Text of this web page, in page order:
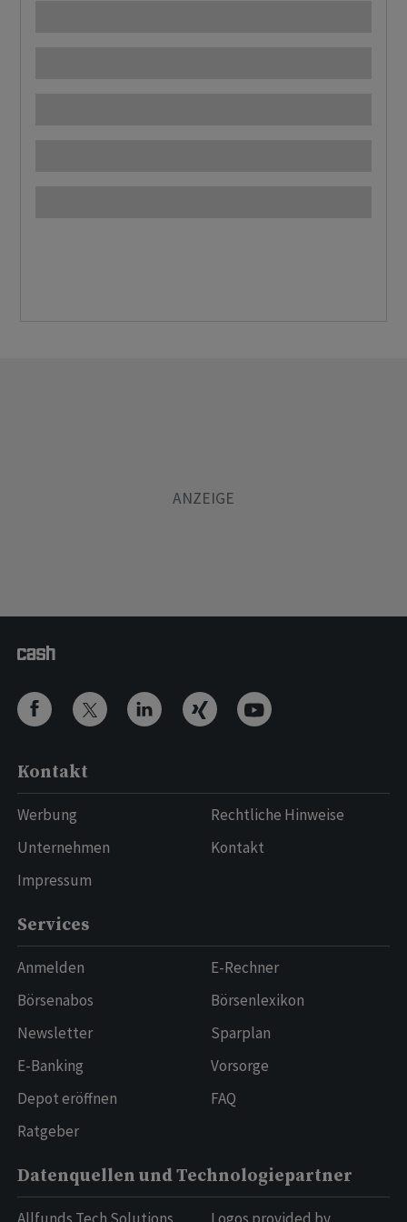
Kontakt
Werbung
Unternehmen
Impressum
Rechtliche Hinweise
Kontakt
Services
Anmelden
Börsenabos
Newsletter
E-Banking
Depot eröffnen
Ratgeber
E-Rechner
Börsenlexikon
Sparplan
Vorsorge
FAQ
Datenquellen und Technologiepartner